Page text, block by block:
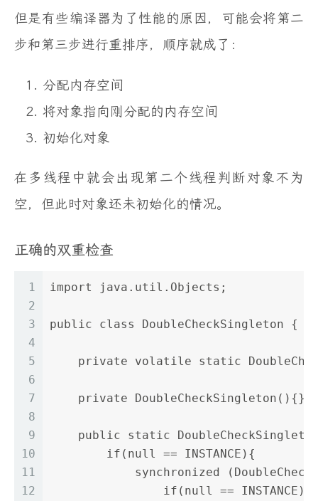
但是有些编译器为了性能的原因，可能会将第二
步和第三步进行重排序，顺序就成了：
分配内存空间
将对象指向刚分配的内存空间
初始化对象
在多线程中就会出现第二个线程判断对象不为
空，但此时对象还未初始化的情况。
正确的双重检查
1
2
3
4
5
6
7
8
9
10
11
12
import java.util.Objects;
public class DoubleCheckSingleton {
private volatile static
    private DoubleCheckSingleton(){}
public static
        if(null == INSTANCE){
synchronized
                if(null == INSTANCE){